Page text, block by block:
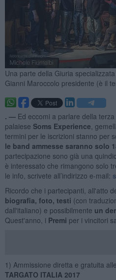
Una parte della Giuria
Gianni Maroccolo presidente (è il
. — Ed eccomi a parlare della
palaiese Soms Experience ,
termini per le iscrizioni stanno per
le band ammesse saranno solo
partecipazione sono già una
è interessato che rimangono solo
le info, scrivete all’indirizzo e-mail:
Ricordo che i partecipanti, all'atto
biografia, foto, testi (con
dall'italiano) e possibilmente un
Quest'anno, i Premi per i vincitori
1) Ammissione diretta e gratuita
TARGATO ITALIA 2017